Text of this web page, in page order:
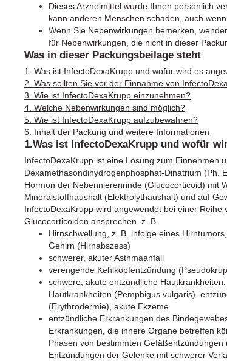
Dieses Arzneimittel wurde Ihnen persönlich
kann anderen Menschen schaden, auch
Wenn Sie Nebenwirkungen bemerken,
für Nebenwirkungen, die nicht in dieser
Was in dieser Packungsbeilage steht
1. Was ist InfectoDexaKrupp und wofür wird es
2. Was sollten Sie vor der Einnahme von
3. Wie ist InfectoDexaKrupp einzunehmen?
4. Welche Nebenwirkungen sind möglich?
5. Wie ist InfectoDexaKrupp aufzubewahren?
6. Inhalt der Packung und weitere Informationen
1.Was ist InfectoDexaKrupp und wofür
InfectoDexaKrupp ist eine Lösung zum Einnehmen
Dexamethasondihydrogenphosphat-Dinatrium (Ph.
Hormon der Nebennierenrinde (Glucocorticoid) mit
Mineralstoffhaushalt (Elektrolythaushalt) und auf
InfectoDexaKrupp wird angewendet bei einer
Glucocorticoiden ansprechen, z. B.
Hirnschwellung, z. B. infolge eines
Gehirn (Hirnabszess)
schwerer, akuter Asthmaanfall
verengende Kehlkopfentzündung
schwere, akute entzündliche
Hautkrankheiten (Pemphigus vulgaris),
(Erythrodermie), akute Ekzeme
entzündliche Erkrankungen des
Erkrankungen, die innere Organe betreffen
Phasen von bestimmten
Entzündungen der Gelenke mit schwerer